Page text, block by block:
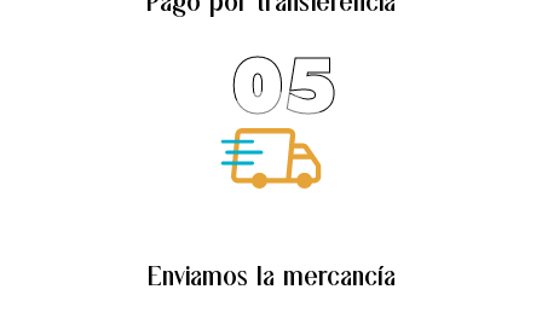
Enviamos la mercancía
05